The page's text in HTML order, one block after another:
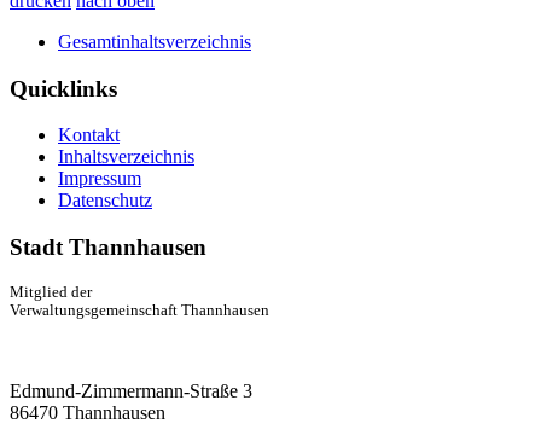
Gesamtinhaltsverzeichnis
Quicklinks
Kontakt
Inhaltsverzeichnis
Impressum
Datenschutz
Stadt Thannhausen
Mitglied der
Verwaltungsgemeinschaft Thannhausen
Edmund-Zimmermann-Straße 3
86470 Thannhausen